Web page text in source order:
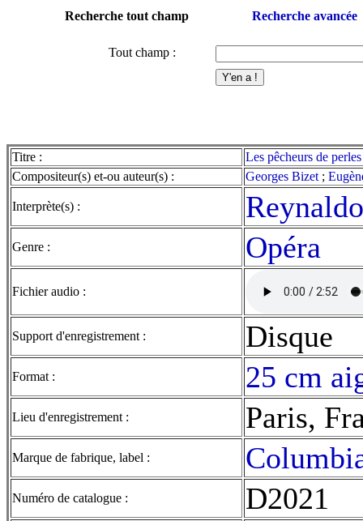
Recherche tout champ Recherche avancée
Tout champ :
Titre :
Les pêcheurs de
Compositeur(s) et-ou auteur(s) :
Georges Bizet ;
Interprète(s) :
Genre : Opéra
Fichier audio :
Support d'enregistrement : Disque
Format : 25 cm
Lieu d'enregistrement : Paris,
Marque de fabrique, label :
Numéro de catalogue : D2021